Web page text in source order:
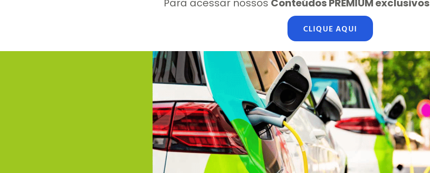
Para acessar nossos Conteúdos PREMIUM exclusivos
CLIQUE AQUI